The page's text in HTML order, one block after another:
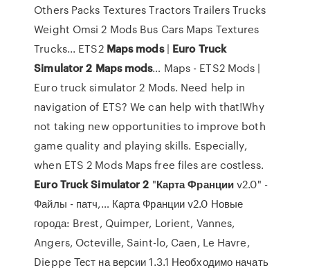
Others Packs Textures Tractors Trailers Trucks
Weight Omsi 2 Mods Bus Cars Maps Textures
Trucks... ETS2 Maps mods| Euro Truck
Simulator 2 Maps mods… Maps - ETS2 Mods |
Euro truck simulator 2 Mods. Need help in
navigation of ETS? We can help with that!Why
not taking new opportunities to improve both
game quality and playing skills. Especially,
when ETS 2 Mods Maps free files are costless.
Euro TruckSimulator 2 "КартаФранцииv2.0" -
Файлы - патч,… Карта Франции v2.0 Новые
города: Brest, Quimper, Lorient, Vannes,
Angers, Octeville, Saint-lo, Caen, Le Havre,
Dieppe Тест на версии 1.3.1 Необходимо начать